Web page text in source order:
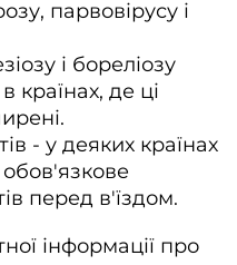
парвовірусу і
і бореліозу
країнах, де ці
- у деяких країнах
перед в'їздом.
інформації про